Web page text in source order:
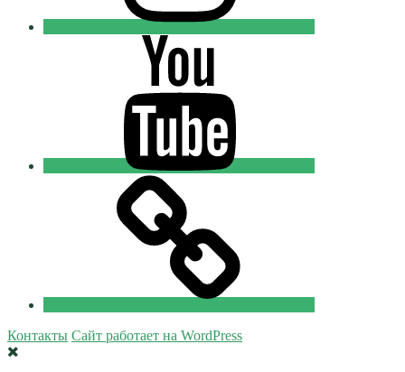
Православные
Добровольцы
Контакты Сайт работает на WordPress